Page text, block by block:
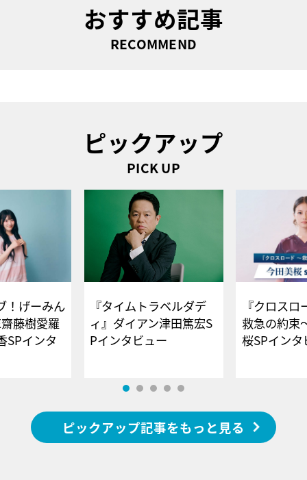
おすすめ記事
RECOMMEND
ピックアップ
PICK UP
！げーみん
藤樹愛羅
SPインタ
『タイムトラベルダデ
ィ』ダイアン津田篤宏S
Pインタビュー
『クロス
救急の約束
桜SPイ
ピックアップ記事をもっと見る